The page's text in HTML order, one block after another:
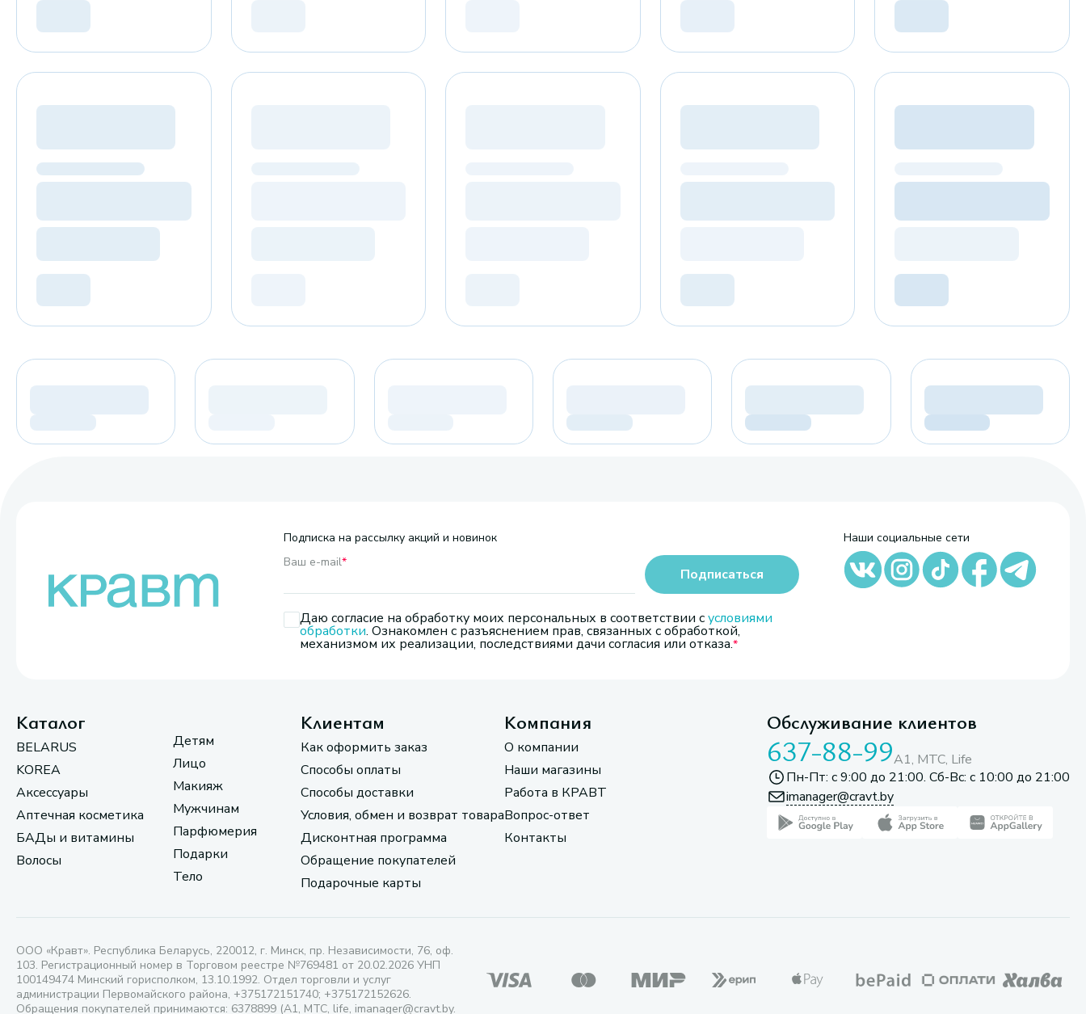
Подписка на рассылку акций и новинок
Ваш e-mail*
Даю согласие на обработку моих персональных в соответствии сусловиями
обработки. Ознакомлен с разъяснением прав, связанных с обработкой,
механизмом их реализации, последствиями дачи согласия или отказа.
Подписаться
Наши социальные сети
Каталог
BELARUS
KOREA
Аксессуары
Аптечная косметика
БАДы и витамины
Волосы
Детям
Лицо
Макияж
Мужчинам
Парфюмерия
Подарки
Тело
Клиентам
Как оформить заказ
Способы оплаты
Способы доставки
Условия, обмен и возврат товара
Дисконтная программа
Обращение покупателей
Подарочные карты
Компания
О компании
Наши магазины
Работа в КРАВТ
Вопрос-ответ
Контакты
Обслуживание клиентов
637-88-99A1, МТС, Life
Пн-Пт: с 9:00 до 21:00. Сб-Вс: с 10:00 до 21:00
imanager@cravt.by
ООО «Кравт». Республика Беларусь, 220012, г. Минск, пр. Независимости, 76, оф.
103. Регистрационный номер в Торговом реестре №769481 от 20.02.2026 УНП
100149474 Минский горисполком, 13.10.1992. Отдел торговли и услуг
администрации Первомайского района, +375172151740; +375172152626.
Обращения покупателей принимаются: 6378899 (А1, МТС, life, imanager@cravt.by.